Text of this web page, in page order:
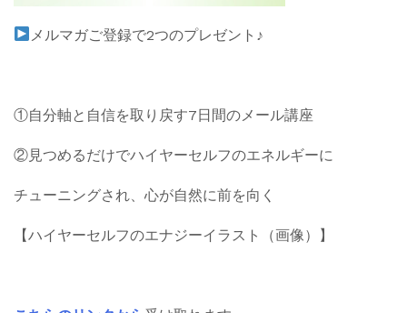
メルマガご登録で2つのプレゼント♪
①自分軸と自信を取り戻す7日間のメール講座
②見つめるだけでハイヤーセルフのエネルギーに
チューニングされ、心が自然に前を向く
【ハイヤーセルフのエナジーイラスト（画像）】